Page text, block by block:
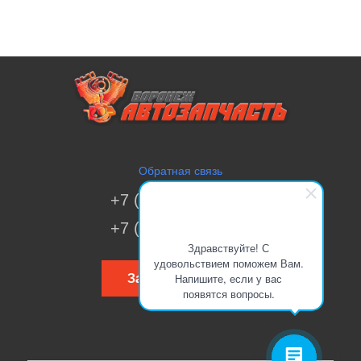
Здравствуйте! С
удовольствием поможем Вам.
Напишите, если у вас
появятся вопросы.
Обратная связь
+7 (473) 269-41-51
+7 (473) 200-70-00
Заказать звонок